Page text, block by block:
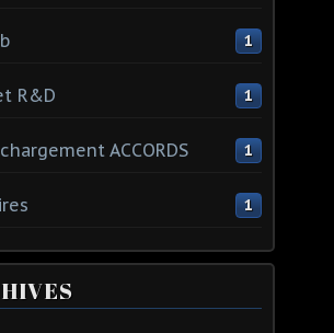
1
R&D 1
ACCORDS 1
1